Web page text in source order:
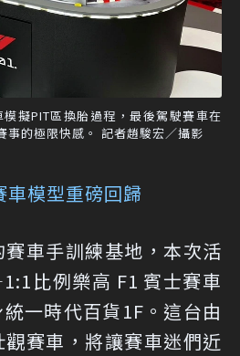
擬PIT區換胎過程，最後駕駛賽車在
事的極限快感。 記者趙駿宏／攝影
車模型重磅回歸
車手訓練基地，本次活
比例樂高 F1 賓士賽車
一時代百貨1F。這台由
賽車，將讓賽車迷們近